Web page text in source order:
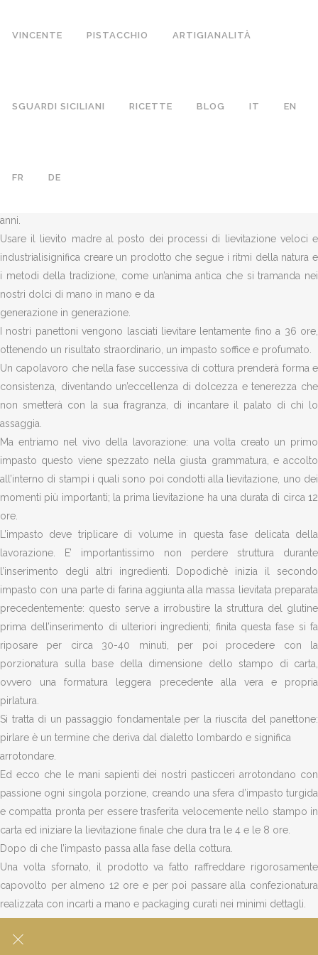
VINCENTE PISTACCHIO ARTIGIANALITÀ
SGUARDI SICILIANI RICETTE BLOG IT EN
FR DE
mix di esperienza e gesti manuali di cui i nostri pasticceri sono
sapienti dei nostri maestri pasticceri se ne prendono cura, una cura
anni.
Usare il lievito madre al posto dei processi di lievitazione veloci e
industrialisignifica creare un prodotto che segue i ritmi della natura e
i metodi della tradizione, come un’anima antica che si tramanda nei
nostri dolci di mano in mano e da
generazione in generazione.
I nostri panettoni vengono lasciati lievitare lentamente fino a 36 ore,
ottenendo un risultato straordinario, un impasto soffice e profumato.
Un capolavoro che nella fase successiva di cottura prenderà forma e
consistenza, diventando un’eccellenza di dolcezza e tenerezza che
non smetterà con la sua fragranza, di incantare il palato di chi lo
assaggia.
Ma entriamo nel vivo della lavorazione: una volta creato un primo
impasto questo viene spezzato nella giusta grammatura, e accolto
all’interno di stampi i quali sono poi condotti alla lievitazione, uno dei
momenti più importanti; la prima lievitazione ha una durata di circa 12
ore.
L’impasto deve triplicare di volume in questa fase delicata della
lavorazione. E’ importantissimo non perdere struttura durante
l’inserimento degli altri ingredienti. Dopodichè inizia il secondo
impasto con una parte di farina aggiunta alla massa lievitata preparata
precedentemente: questo serve a irrobustire la struttura del glutine
prima dell’inserimento di ulteriori ingredienti; finita questa fase si fa
riposare per circa 30-40 minuti, per poi procedere con la
porzionatura sulla base della dimensione dello stampo di carta,
ovvero una formatura leggera precedente alla vera e propria
pirlatura.
Si tratta di un passaggio fondamentale per la riuscita del panettone:
pirlare è un termine che deriva dal dialetto lombardo e significa
arrotondare.
Ed ecco che le mani sapienti dei nostri pasticceri arrotondano con
passione ogni singola porzione, creando una sfera d’impasto turgida
e compatta pronta per essere trasferita velocemente nello stampo in
carta ed iniziare la lievitazione finale che dura tra le 4 e le 8 ore.
Dopo di che l’impasto passa alla fase della cottura.
Una volta sfornato, il prodotto va fatto raffreddare rigorosamente
capovolto per almeno 12 ore e per poi passare alla confezionatura
realizzata con incarti a mano e packaging curati nei minimi dettagli.
di scartar